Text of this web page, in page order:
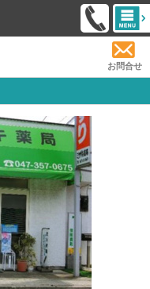
お問合せ